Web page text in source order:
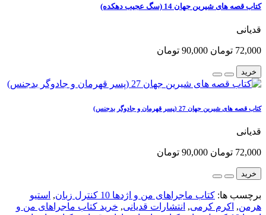
کتاب قصه های شیرین جهان 14 (سگ عجیب دهکده)
قدیانی
72,000 تومان 90,000 تومان
خرید
کتاب قصه های شیرین جهان 27 (پسر قهرمان و جادوگر بدجنس)
قدیانی
72,000 تومان 90,000 تومان
خرید
برچسب ها: کتاب ماجراهای من و اژدها 10 کنترل زبان , استیو
هرمن, اکرم کرمی, انتشارات قدیانی, خرید کتاب ماجراهای من و